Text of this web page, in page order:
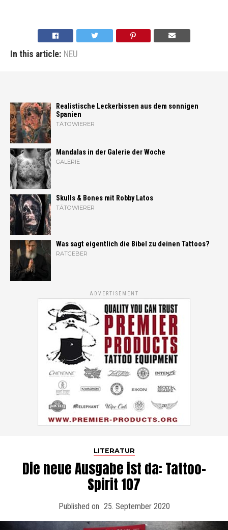
In this article: NEU
Realistische Leckerbissen aus dem sonnigen
Spanien
TÄTOWIERER
Mandalas in der Galerie der Woche
GALERIE
Skulls & Bones mit Robby Latos
TÄTOWIERER
Was sagt eigentlich die Bibel zu deinen Tattoos?
RATGEBER
ADVERTISEMENT
LITERATUR
Die neue Ausgabe ist da: Tattoo-
Spirit 107
Published on 25. September 2020